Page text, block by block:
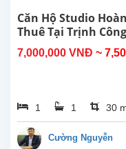
Căn Hộ Studio
Thuê Tại Trịnh
7,000,000 VNĐ ~
1 1 30
Cường Nguyễn